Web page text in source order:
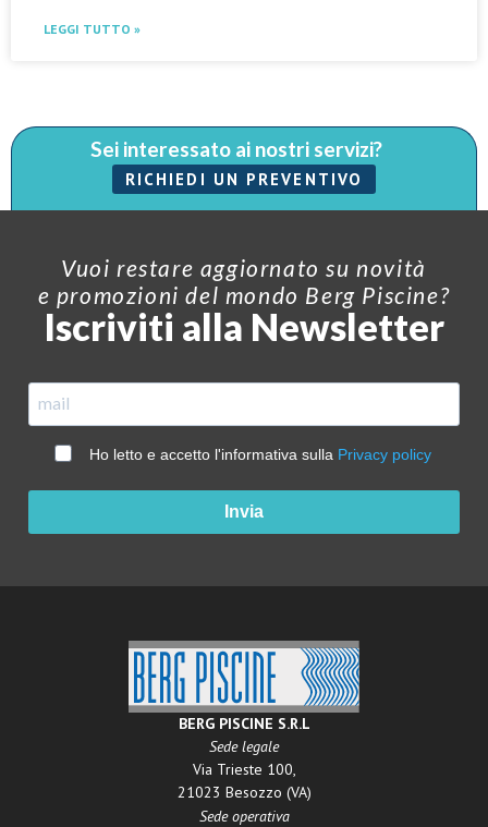
LEGGI TUTTO »
Sei interessato ai nostri servizi?
RICHIEDI UN PREVENTIVO
Vuoi restare aggiornato su novità
e promozioni del mondo Berg Piscine?
Iscriviti alla Newsletter
Ho letto e accetto l'informativa sulla Privacy policy
Invia
BERG PISCINE S.R.L
Sede legale
Via Trieste 100,
21023 Besozzo (VA)
Sede operativa